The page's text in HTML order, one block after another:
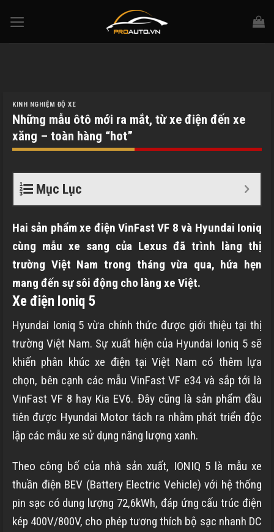
KINH NGHIỆM ĐỘ XE
Những mẫu ôtô mới ra mắt, từ xe điện đến xe
xăng – toàn hàng “hot”
Mục Lục
Hai sản phẩm xe điện VinFast VF 8 và Hyundai Ioniq
cùng mẫu xe sang của Lexus đã trình làng thị
trường Việt Nam trong tháng vừa qua, hứa hẹn
mang đến sự sôi động cho làng xe Việt.
Xe điện Ioniq 5
Hyundai Ioniq 5 vừa chính thức được giới thiệu tại thị
trường Việt Nam. Sự xuất hiện của Hyundai Ioniq 5 sẽ
khiến phân khúc xe điện tại Việt Nam có thêm lựa
chọn, bên cạnh các mẫu VinFast VF e34 và sắp tới là
VinFast VF 8 hay Kia EV6. Đây cũng là sản phẩm đầu
tiên được Hyundai Motor tách ra nhằm phát triển độc
lập các mẫu xe sử dụng năng lượng xanh.
Theo công bố của nhà sản xuất, IONIQ 5 là mẫu xe
thuần điện BEV (Battery Electric Vehicle) với hệ thống
pin sạc có dung lượng 72,6kWh, đáp ứng cấu trúc điện
kép 400V/800V, cho phép tương thích bộ sạc nhanh DC